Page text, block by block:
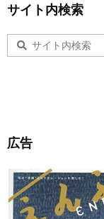
サイト内検索
広告